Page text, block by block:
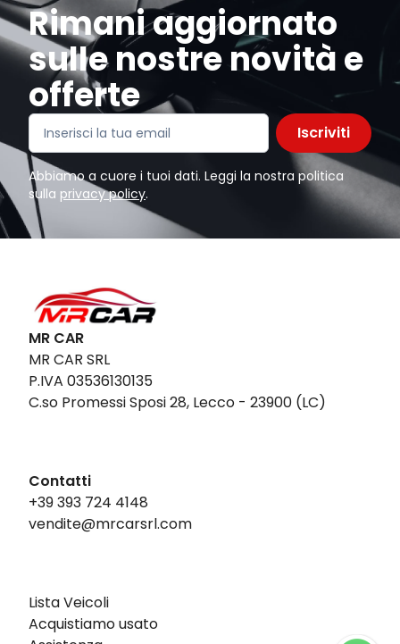
Rimani aggiornato
sulle nostre novità e
offerte
Iscriviti
Abbiamo a cuore i tuoi dati. Leggi la nostra politica
sulla privacy policy.
MR CAR
MR CAR SRL
P.IVA 03536130135
C.so Promessi Sposi 28, Lecco - 23900 (LC)
Contatti
+39 393 724 4148
vendite@mrcarsrl.com
Lista Veicoli
Acquistiamo usato